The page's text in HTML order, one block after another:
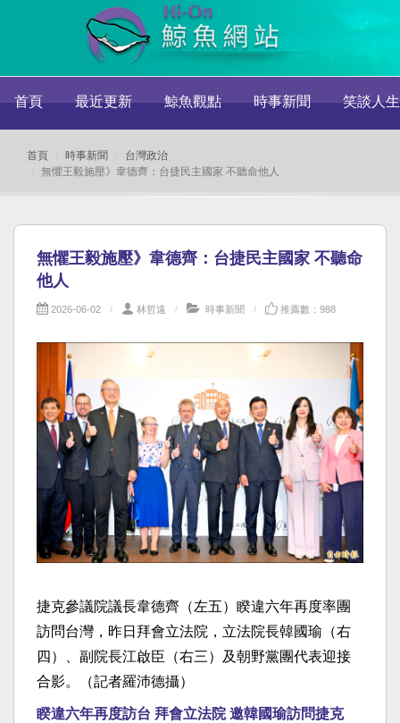
首頁 最近更新 鯨魚觀點 時事新聞 笑談人生
首頁 時事新聞
台灣政治
無懼王毅施壓》韋德齊：台捷民主國家 不聽命他人
無懼王毅施壓》韋德齊：台捷民主國家 不聽命
他人
2026-06-02 林哲遠 時事新聞 推薦數：988
捷克參議院議長韋德齊（左五）睽違六年再度率團
訪問台灣，昨日拜會立法院，立法院長韓國瑜（右
四）、副院長江啟臣（右三）及朝野黨團代表迎接
合影。（記者羅沛德攝）
睽違六年再度訪台 拜會立法院 邀韓國瑜訪問捷克